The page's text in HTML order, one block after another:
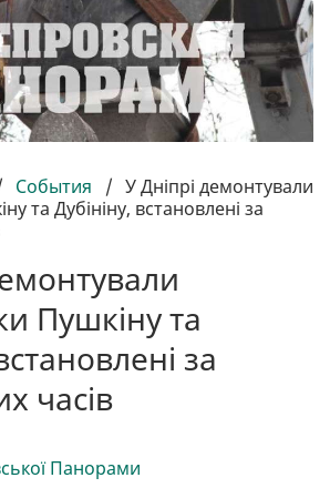
События / У Дніпрі демонтували
та Дубініну, встановлені за
Пушкіну та
за
часів
Панорами